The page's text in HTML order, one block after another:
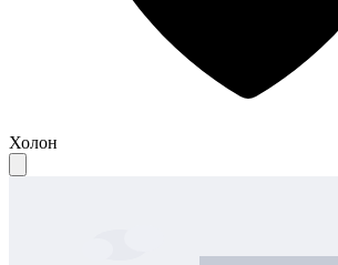
Холон